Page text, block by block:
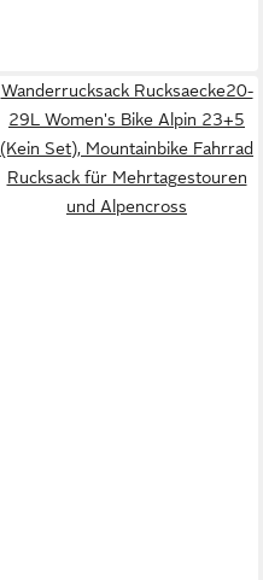
Wanderrucksack Rucksaecke20-
29L Women's Bike Alpin 23+5
(Kein Set), Mountainbike Fahrrad
Rucksack für Mehrtagestouren
und Alpencross